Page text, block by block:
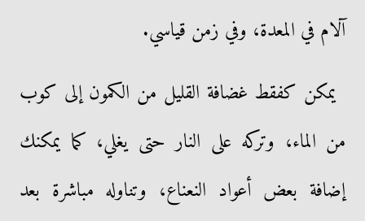
آلام في المعدة، وفي زمن قياسي.
يمكن كفقط غضافة القليل من الكمون إلى كوب
من الماء، وتركه على النار حتى يغلي، كما يمكنك
إضافة بعض أعواد النعناع، وتناوله مباشرة بعد